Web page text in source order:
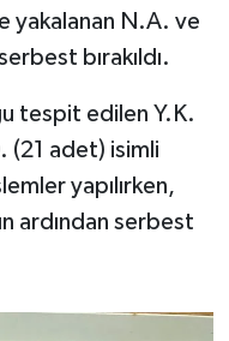
yakalanan N.A. ve
bırakıldı.
tespit edilen Y.K.
(21 adet) isimli
yapılırken,
ardından serbest